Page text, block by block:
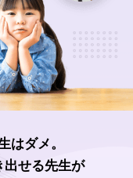
はダメ。
出せる先生が